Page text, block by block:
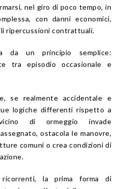
nel giro di poco tempo, in
con danni economici,
ripercussioni contrattuali.
da un principio semplice:
tra episodio occasionale e
se realmente accidentale e
logiche differenti rispetto a
di ormeggio invade
ostacola le manovre,
comuni o crea condizioni di
la prima forma di